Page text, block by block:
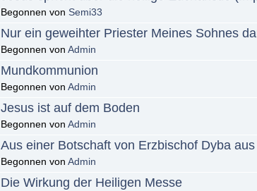
Begonnen von Semi33
Nur ein geweihter Priester Meines Sohnes
Begonnen vonAdmin
Mundkommunion
Begonnen vonAdmin
Jesus ist auf dem Boden
Begonnen vonAdmin
Aus einer Botschaft von Erzbischof Dyba aus
Begonnen vonAdmin
Die Wirkung der Heiligen Messe